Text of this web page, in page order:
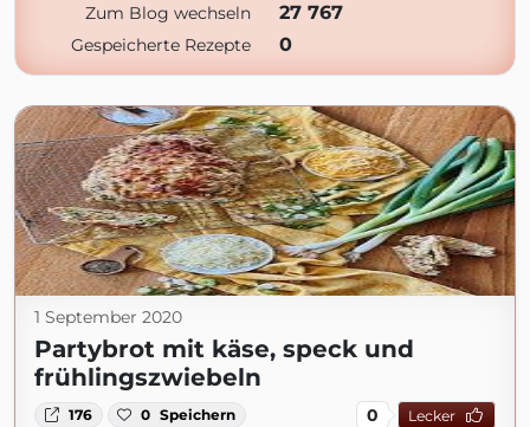
Zum Blog wechseln 27 767
Gespeicherte Rezepte 0
1 September 2020
Partybrot mit käse, speck und
frühlingszwiebeln
176 0 Speichern 0 Lecker